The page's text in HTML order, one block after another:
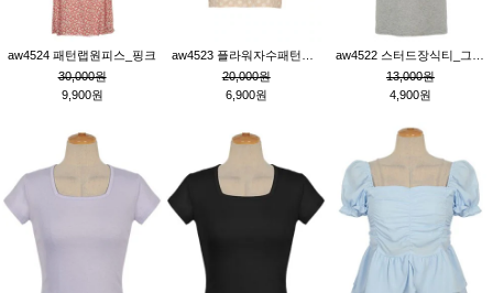
aw4524 패턴랩원피스_핑크
30,000원
9,900원
20,000원
6,900원
13,000원
4,900원